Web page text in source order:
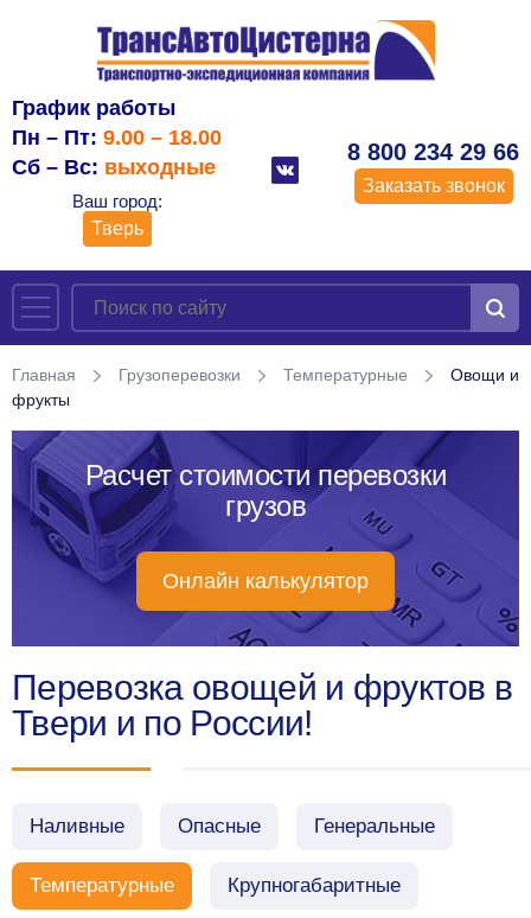
График работы
Пн – Пт: 9.00 – 18.00
Сб – Вс: выходные
Ваш город:
Тверь
8 800 234 29 66
Заказать звонок
Главная Грузоперевозки Температурные
Овощи и
фрукты
Расчет стоимости перевозки
грузов
Онлайн калькулятор
Перевозка овощей и фруктов в
Твери и по России!
Наливные Опасные Генеральные
Температурные Крупногабаритные